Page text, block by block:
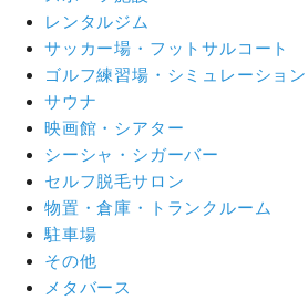
レンタルジム
サッカー場・フットサルコート
ゴルフ練習場・シミュレーショ
サウナ
映画館・シアター
シーシャ・シガーバー
セルフ脱毛サロン
物置・倉庫・トランクルーム
駐車場
その他
メタバース